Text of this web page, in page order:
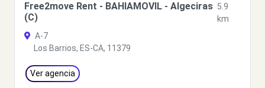
Free2move Rent - BAHIAMOVIL - Algeciras
(C)
5.9
km
A-7
Los Barrios, ES-CA, 11379
Ver agencia